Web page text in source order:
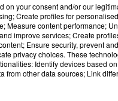
on your consent and/or our
Create profiles for
Measure content performance;
improve services; Create
Ensure security, prevent
privacy choices. These
Identify devices based
other data sources; Link